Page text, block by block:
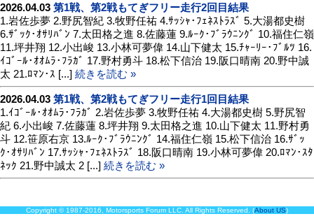
2026.04.03 第1戦、第2戦もてぎフリー走行2回目結果
1.岩佐歩夢 2.野尻智紀 3.牧野任祐 4.ｻｯｼｬ･ﾌｪﾈｽﾄﾗｽﾞ 5.大湯都史樹
6.ｻﾞｯｸ･ｵｻﾘﾊﾞﾝ 7.太田格之進 8.佐藤蓮 9.ﾙｰｸ･ﾌﾞﾗｳﾆﾝｸﾞ 10.福住仁嶺
11.坪井翔 12.小出峻 13.小林可夢偉 14.山下健太 15.ﾁｬｰﾘｰ･ﾌﾞﾙﾂ 16.
ｲｺﾞｰﾙ･ｵｵﾑﾗ･ﾌﾗｶﾞ 17.野村勇斗 18.松下信治 19.阪口晴南 20.野中誠
太 21.ﾛﾏﾝ･ｽ [...] 続きを読む »
2026.04.03 第1戦、第2戦もてぎフリー走行1回目結果
1.ｲｺﾞｰﾙ･ｵｵﾑﾗ･ﾌﾗｶﾞ 2.岩佐歩夢 3.牧野任祐 4.大湯都史樹 5.野尻智
紀 6.小出峻 7.佐藤蓮 8.坪井翔 9.太田格之進 10.山下健太 11.野村勇
斗 12.笹原右京 13.ﾙｰｸ･ﾌﾞﾗｳﾆﾝｸﾞ 14.福住仁嶺 15.松下信治 16.ｻﾞｯ
ｸ･ｵｻﾘﾊﾞﾝ 17.ｻｯｼｬ･ﾌｪﾈｽﾄﾗｽﾞ 18.阪口晴南 19.小林可夢偉 20.ﾛﾏﾝ･ｽﾀ
ﾈｯｸ 21.野中誠太 2 [...] 続きを読む »
Copyright © 1987-2016, Motorsports Forum LLC. All Rights Reserved. (About US)